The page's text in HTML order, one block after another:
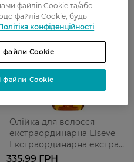
Олійка для волосся
екстраординарна Elseve
Екстраординарна екстра
живлення для тонкого та
335,99 ГРН
файлів Cookie та/або
файлів Cookie, будь
конфіденційності
файли Cookie
файли Cookie